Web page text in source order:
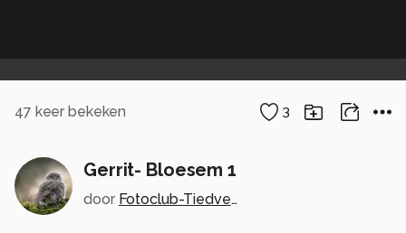
47 keer bekeken 3
Gerrit- Bloesem 1
door Fotoclub-Tiedverdrief